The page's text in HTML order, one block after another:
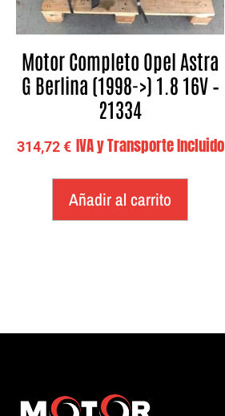
Motor Completo Opel Astra
G Berlina (1998->) 1.8 16V –
21334
314,72€ IVA y Transporte Incluido
Añadir al carrito